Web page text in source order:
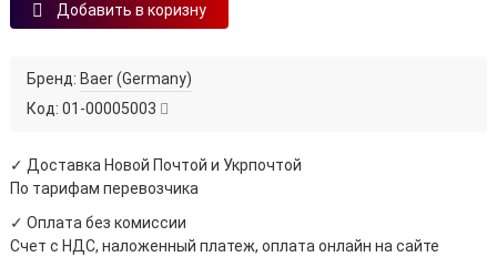
Добавить в коризну
Бренд: Baer (Germany)
Код: 01-00005003
✓ Доставка Новой Почтой и Укрпочтой
По тарифам перевозчика
✓ Оплата без комиссии
Счет с НДС, наложенный платеж, оплата онлайн на сайте